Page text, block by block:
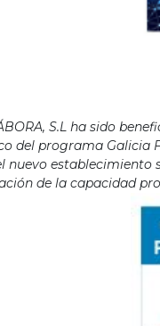
S.L ha sido
del programa Galicia
establecimiento
de la capacidad